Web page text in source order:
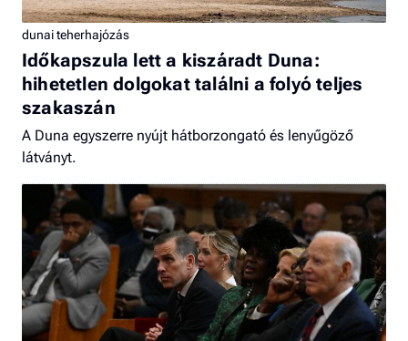
dunai teherhajózás
Időkapszula lett a kiszáradt Duna:
hihetetlen dolgokat találni a folyó teljes
szakaszán
A Duna egyszerre nyújt hátborzongató és lenyűgöző
látványt.